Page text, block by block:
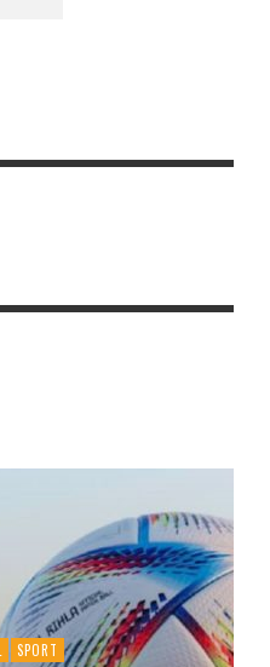
SPORT